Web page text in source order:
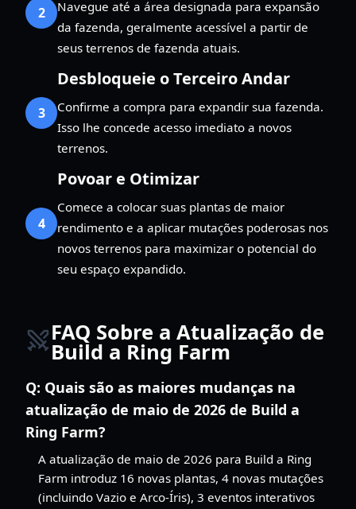
2
Navegue até a área designada para expansão
da fazenda, geralmente acessível a partir de
seus terrenos de fazenda atuais.
3
Desbloqueie o Terceiro Andar
Confirme a compra para expandir sua fazenda.
Isso lhe concede acesso imediato a novos
terrenos.
4
Povoar e Otimizar
Comece a colocar suas plantas de maior
rendimento e a aplicar mutações poderosas nos
novos terrenos para maximizar o potencial do
seu espaço expandido.
FAQ Sobre a Atualização de
Build a Ring Farm
Q: Quais são as maiores mudanças na
atualização de maio de 2026 de Build a
Ring Farm?
A atualização de maio de 2026 para Build a Ring
Farm introduz 16 novas plantas, 4 novas mutações
(incluindo Vazio e Arco-Íris), 3 eventos interativos